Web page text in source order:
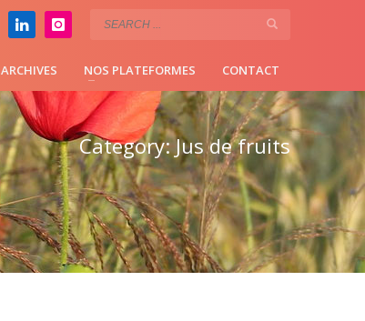
ARCHIVES NOS PLATEFORMES CONTACT
Category: Jus de fruits